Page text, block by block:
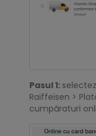
Pasul 1:
Raiffeisen >
cumpăraturi